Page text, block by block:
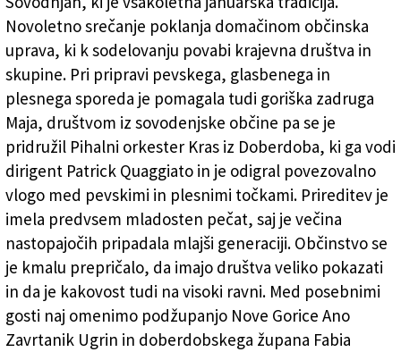
Novoletno srečanje poklanja domačinom občinska
uprava, ki k sodelovanju povabi krajevna društva in
skupine. Pri pripravi pevskega, glasbenega in
plesnega sporeda je pomagala tudi goriška zadruga
Maja, društvom iz sovodenjske občine pa se je
pridružil Pihalni orkester Kras iz Doberdoba, ki ga vodi
dirigent Patrick Quaggiato in je odigral povezovalno
vlogo med pevskimi in plesnimi točkami. Prireditev je
imela predvsem mladosten pečat, saj je večina
nastopajočih pripadala mlajši generaciji. Občinstvo se
je kmalu prepričalo, da imajo društva veliko pokazati
in da je kakovost tudi na visoki ravni. Med posebnimi
gosti naj omenimo podžupanjo Nove Gorice Ano
Zavrtanik Ugrin in doberdobskega župana Fabia